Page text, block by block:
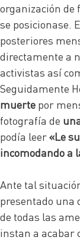
organización de
se posicionase.
posteriores
directamente a
activistas así
Seguidamente
muerte por
fotografía de
podía leer«Le
incomodando a
Ante tal
presentado una
de todas las
instan a acabar